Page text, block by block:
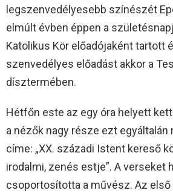
legszenvedélyesebb színészét
elmúlt évben éppen a
Katolikus Kör előadójaként tartott
szenvedélyes előadást akkor a
dísztermében.
Hétfőn este az egy óra helyett
a nézők nagy része ezt egyáltalán
címe: „XX. századi Istent kereső
irodalmi, zenés estje”. A verseket
csoportosította a művész. Az első